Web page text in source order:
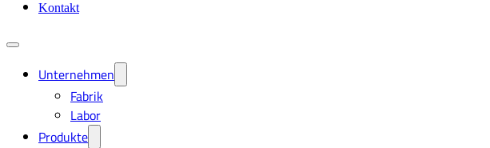
Kontakt
Unternehmen
Fabrik
Labor
Produkte